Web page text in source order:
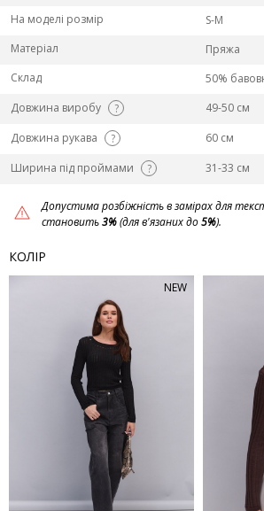
На моделі розмір
S-M
Матеріал
Пряжа
Склад
50%
Довжина виробу
?
49-50 см
Довжина рукава
?
60 см
Ширина під проймами
? 31-33 см
Допустима розбіжність в замірах для
становить3%(для в'язаних до5%).
КОЛІР
NEW